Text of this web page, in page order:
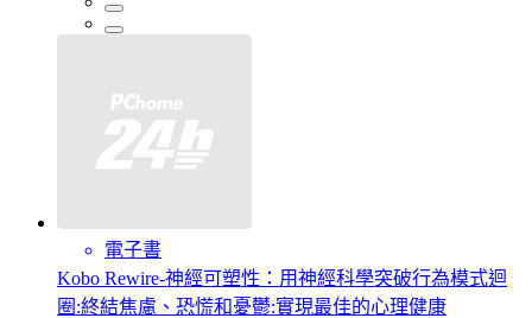
電子書
Kobo Rewire-神經可塑性：用神經科學突破行為模式迴
圈:終結焦慮、恐慌和憂鬱:實現最佳的心理健康